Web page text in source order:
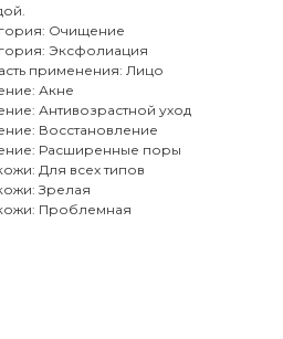
Очищение
Эксфолиация
применения: Лицо
Акне
Антивозрастной уход
Восстановление
Расширенные поры
Для всех типов
Зрелая
Проблемная